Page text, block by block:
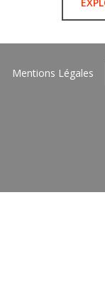
Mentions Légales